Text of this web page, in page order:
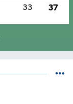
33 37